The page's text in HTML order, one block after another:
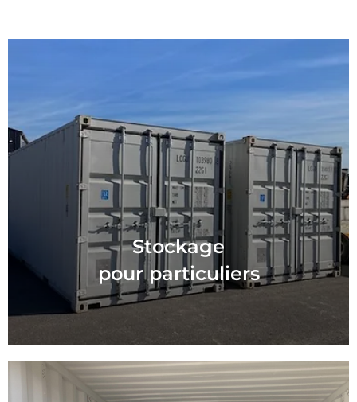
Stockage
pour particuliers